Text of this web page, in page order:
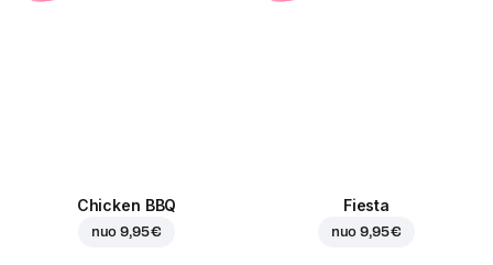
Chicken BBQ
nuo9,95 €
Fiesta
nuo9,95 €